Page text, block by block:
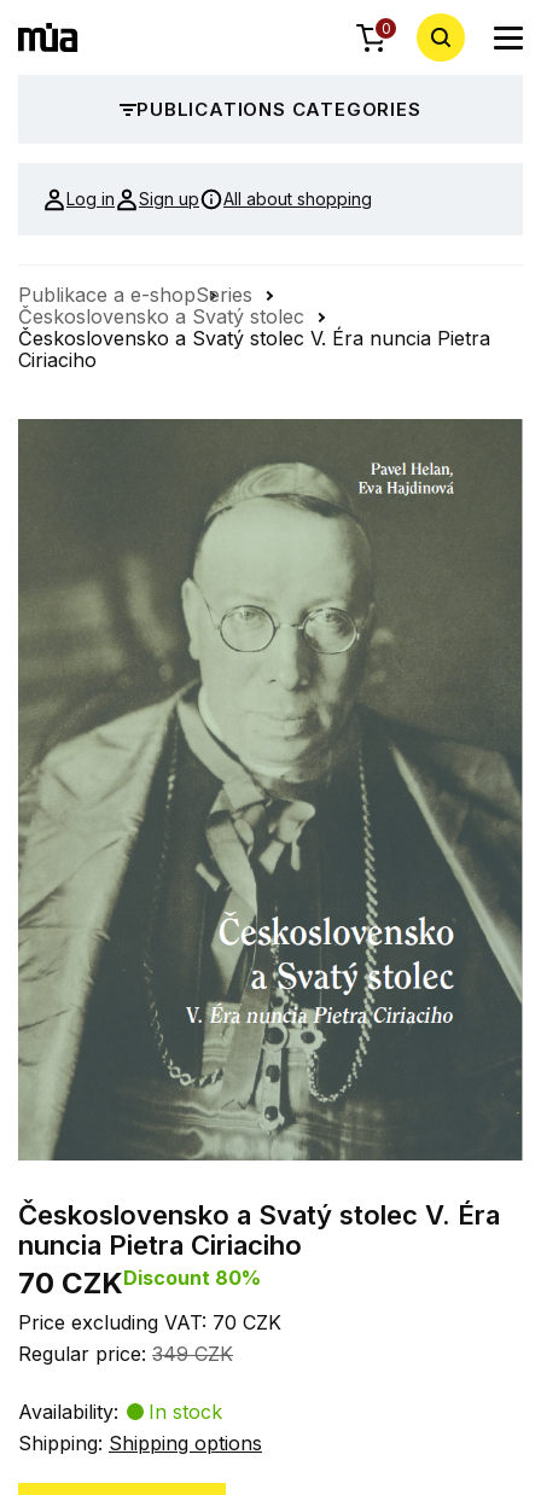
0
PUBLICATIONS CATEGORIES
Log in Sign up All about shopping
Publikace a e-shopSeries
Československo a Svatý stolec
Československo a Svatý stolec V. Éra nuncia Pietra
Ciriaciho
Československo a Svatý stolec V. Éra
nuncia Pietra Ciriaciho
70 CZKDiscount 80%
Price excluding VAT: 70 CZK
Regular price: 349 CZK
Availability:
In stock
Shipping: Shipping options